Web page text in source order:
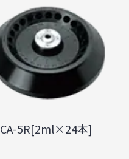
CA-5R[2ml×24本]